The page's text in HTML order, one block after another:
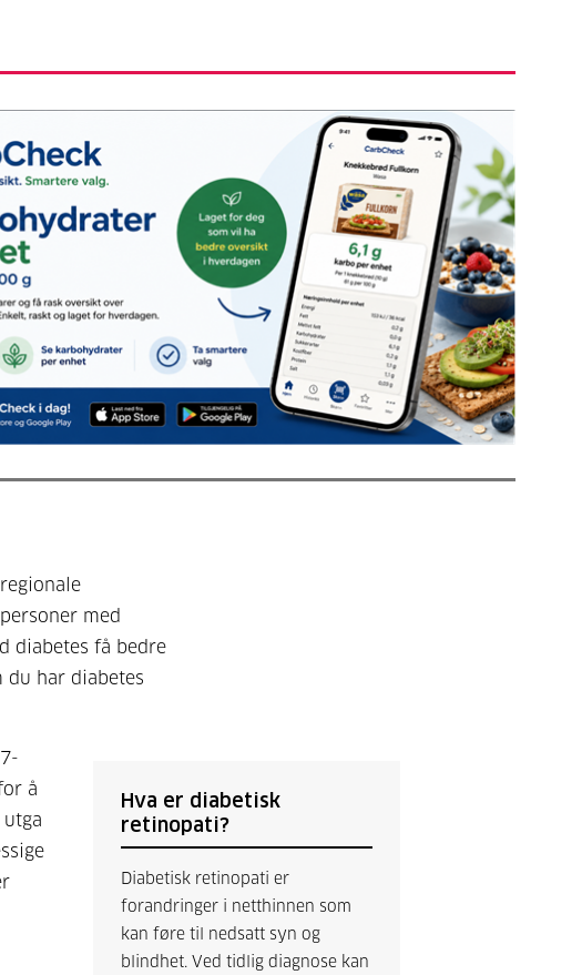
med
diabetes få bedre
du har diabetes
Hva er diabetisk
retinopati?
Diabetisk retinopati er
forandringer i netthinnen som
kan føre til nedsatt syn og
blindhet. Ved tidlig diagnose kan
å